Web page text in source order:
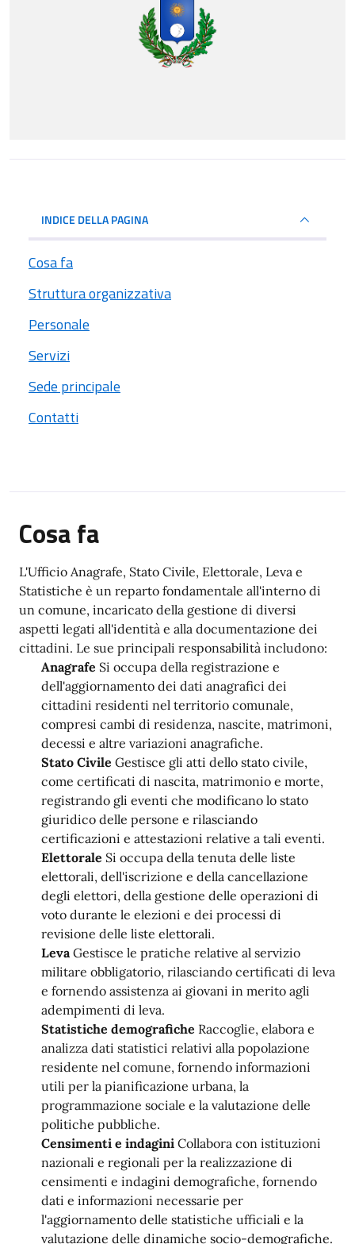
INDICE DELLA PAGINA
Cosa fa
Struttura organizzativa
Personale
Servizi
Sede principale
Contatti
Cosa fa
L'Ufficio Anagrafe, Stato Civile, Elettorale, Leva e
Statistiche è un reparto fondamentale all'interno di
un comune, incaricato della gestione di diversi
aspetti legati all'identità e alla documentazione dei
cittadini. Le sue principali responsabilità includono:
Anagrafe Si occupa della registrazione e
dell'aggiornamento dei dati anagrafici dei
cittadini residenti nel territorio comunale,
compresi cambi di residenza, nascite, matrimoni,
decessi e altre variazioni anagrafiche.
Stato Civile Gestisce gli atti dello stato civile,
come certificati di nascita, matrimonio e morte,
registrando gli eventi che modificano lo stato
giuridico delle persone e rilasciando
certificazioni e attestazioni relative a tali eventi.
Elettorale Si occupa della tenuta delle liste
elettorali, dell'iscrizione e della cancellazione
degli elettori, della gestione delle operazioni di
voto durante le elezioni e dei processi di
revisione delle liste elettorali.
LevaGestisce le pratiche relative al servizio
militare obbligatorio, rilasciando certificati di leva
e fornendo assistenza ai giovani in merito agli
adempimenti di leva.
Statistiche demografiche Raccoglie, elabora e
analizza dati statistici relativi alla popolazione
residente nel comune, fornendo informazioni
utili per la pianificazione urbana, la
programmazione sociale e la valutazione delle
politiche pubbliche.
Censimenti e indagini Collabora con istituzioni
nazionali e regionali per la realizzazione di
censimenti e indagini demografiche, fornendo
dati e informazioni necessarie per
l'aggiornamento delle statistiche ufficiali e la
valutazione delle dinamiche socio-demografiche.